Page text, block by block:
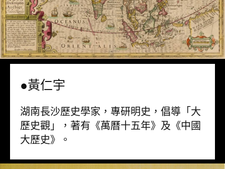
●黃仁宇
湖南長沙歷史學家，專研明史，倡導「大
歷史觀」，著有《萬曆十五年》及《中國
大歷史》。